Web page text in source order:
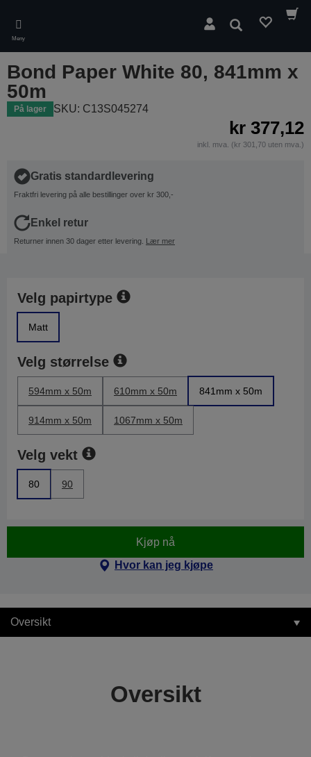
main
content
Meny
Søk
Bond Paper White 80, 841mm x
50m
På lager SKU: C13S045274
kr 377,12
inkl. mva. (kr 301,70 uten mva.)
Gratis standardlevering
Fraktfri levering på alle bestillinger over kr 300,-
Enkel retur
Returner innen 30 dager etter levering. Lær mer
Velg papirtype
Matt
Velg størrelse
594mm x 50m 610mm x 50m 841mm x 50m
914mm x 50m 1067mm x 50m
Velg vekt
80 90
Kjøp nå
Hvor kan jeg kjøpe
Oversikt
Oversikt